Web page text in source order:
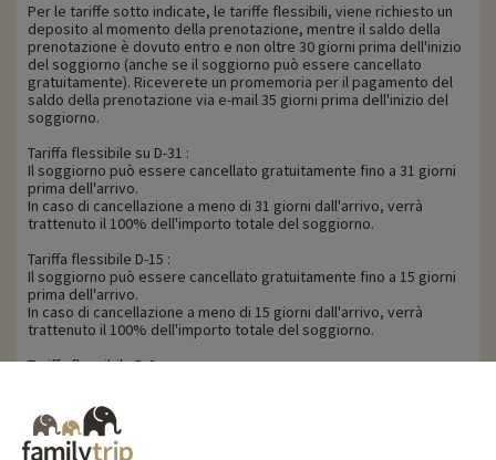
Per le tariffe sotto indicate, le tariffe flessibili, viene richiesto un
deposito al momento della prenotazione, mentre il saldo della
prenotazione è dovuto entro e non oltre 30 giorni prima dell'inizio
del soggiorno (anche se il soggiorno può essere cancellato
gratuitamente). Riceverete un promemoria per il pagamento del
saldo della prenotazione via e-mail 35 giorni prima dell'inizio del
soggiorno.
Tariffa flessibile su D-31 :
Il soggiorno può essere cancellato gratuitamente fino a 31 giorni
prima dell'arrivo.
In caso di cancellazione a meno di 31 giorni dall'arrivo, verrà
trattenuto il 100% dell'importo totale del soggiorno.
Tariffa flessibile D-15 :
Il soggiorno può essere cancellato gratuitamente fino a 15 giorni
prima dell'arrivo.
In caso di cancellazione a meno di 15 giorni dall'arrivo, verrà
trattenuto il 100% dell'importo totale del soggiorno.
Tariffa flessibile D-8 :
In caso di cancellazione a meno di 8 giorni dall'arrivo, verrà
trattenuto il 100% dell'importo totale del soggiorno.